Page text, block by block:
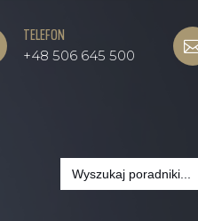
TELEFON
+48 506 645 500
Search
for: